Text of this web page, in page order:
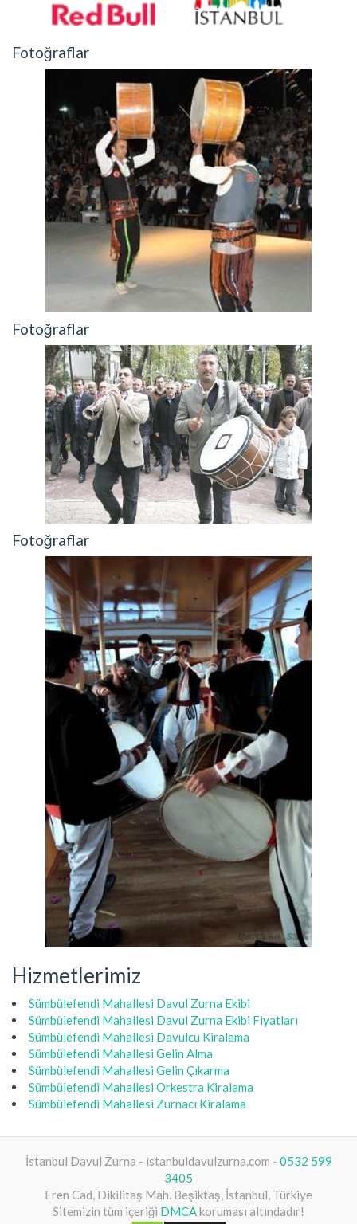
Fotoğraflar
Fotoğraflar
Fotoğraflar
Hizmetlerimiz
Sümbülefendi Mahallesi Davul Zurna Ekibi
Sümbülefendi Mahallesi Davul Zurna Ekibi Fiyatları
Sümbülefendi Mahallesi Davulcu Kiralama
Sümbülefendi Mahallesi Gelin Alma
Sümbülefendi Mahallesi Gelin Çıkarma
Sümbülefendi Mahallesi Orkestra Kiralama
Sümbülefendi Mahallesi Zurnacı Kiralama
İstanbul Davul Zurna - istanbuldavulzurna.com - 0532 599
3405
Eren Cad, Dikilitaş Mah. Beşiktaş, İstanbul, Türkiye
Sitemizin tüm içeriği DMCAkoruması altındadır!